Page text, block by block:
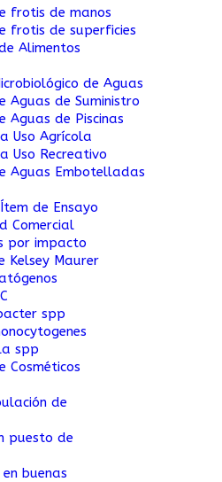
frotis de manos
frotis de superficies
Alimentos
de Aguas
Aguas de Suministro
Aguas de Piscinas
Uso Agrícola
Uso Recreativo
Aguas Embotelladas
de Ensayo
Comercial
por impacto
Kelsey Maurer
spp
spp
Cosméticos
de
puesto de
buenas